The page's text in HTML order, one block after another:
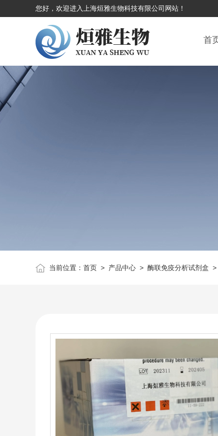
您好，欢迎进入上海烜雅生物科技有限公司网站！
首
当前位置： 首页> 产品中心> 酶联免疫分析试剂盒